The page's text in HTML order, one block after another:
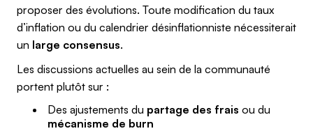
proposer des évolutions. Toute modification du taux
d’inflation ou du calendrier désinflationniste nécessiterait
un large consensus.
Les discussions actuelles au sein de la communauté
portent plutôt sur :
Des ajustements du partage des frais ou du
mécanisme de burn